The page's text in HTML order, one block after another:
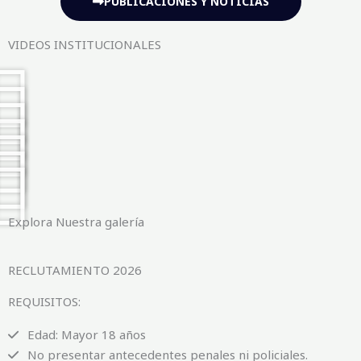
VIDEOS INSTITUCIONALES
Explora Nuestra galería
RECLUTAMIENTO 2026
REQUISITOS:
Edad: Mayor 18 años
No presentar antecedentes penales ni policiales.